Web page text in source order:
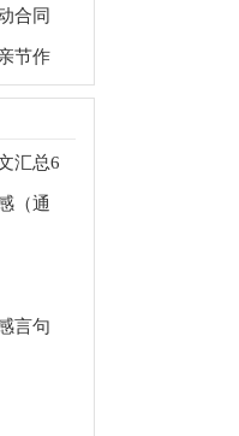
合同
节作
汇总6
（通
言句
句）